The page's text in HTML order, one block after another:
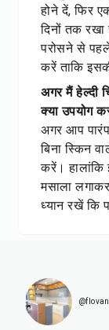
होने दें, फिर
दिनों तक
परोसने से
करें ताकि
अगर मैं हेल्दी
क्या उपयोग
अगर आप
बिना स्किन
करें।
मसाला
ध्यान रखें कि